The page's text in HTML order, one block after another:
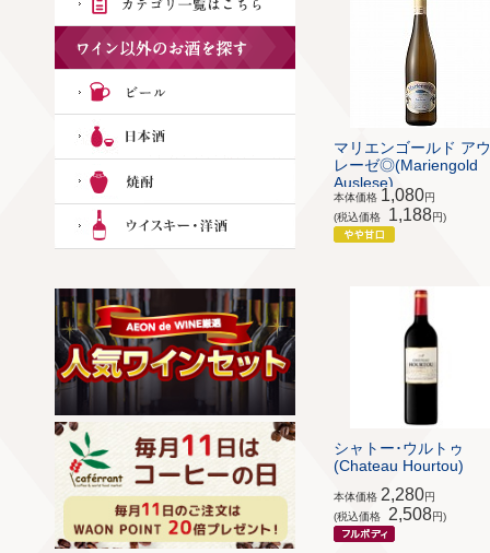
マリエンゴールド ア
レーゼ◎(Mariengold
Auslese)
本体価格 1,080円
(税込価格
1,188円)
シャトー･ウルトゥ
(Chateau Hourtou)
本体価格 2,280円
(税込価格
2,508円)